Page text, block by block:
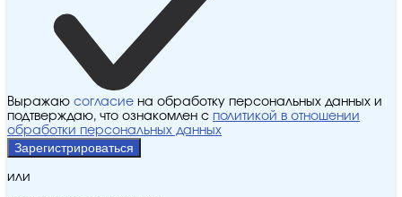
Выражаю согласие на обработку персональных данных и
подтверждаю, что ознакомлен с политикой в отношении
обработки персональных данных
Зарегистрироваться
или